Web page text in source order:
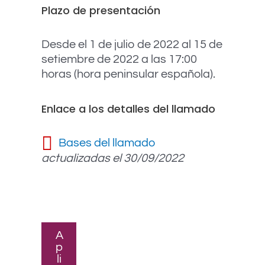
Plazo de presentación
Desde el 1 de julio de 2022 al 15 de
setiembre de 2022 a las 17:00
horas (hora peninsular española).
Enlace a los detalles del llamado
Bases del llamado
actualizadas el 30/09/2022
A
p
li